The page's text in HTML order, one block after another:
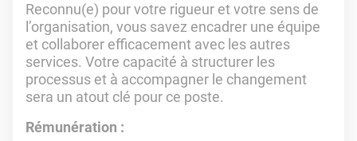
Reconnu(e) pour votre rigueur et votre sens de
l’organisation, vous savez encadrer une équipe
et collaborer efficacement avec les autres
services. Votre capacité à structurer les
processus et à accompagner le changement
sera un atout clé pour ce poste.
Rémunération :